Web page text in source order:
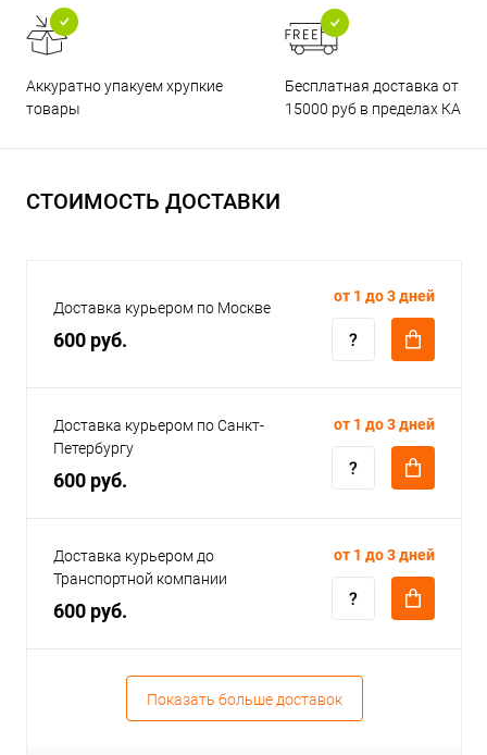
Аккуратно упакуем хрупкие
товары
Бесплатная доставка от
15000 руб в пределах КАД
СТОИМОСТЬ ДОСТАВКИ
Доставка курьером по Москве
600 руб.
от 1 до 3 дней
Доставка курьером по Санкт-
Петербургу
600 руб.
от 1 до 3 дней
Доставка курьером до
Транспортной компании
600 руб.
от 1 до 3 дней
Показать больше доставок